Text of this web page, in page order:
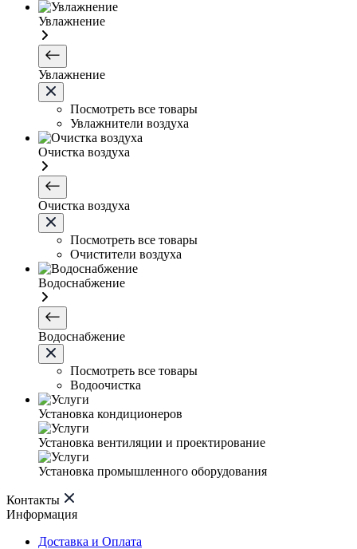
Увлажнение
Увлажнение
Посмотреть все товары
Увлажнители воздуха
Очистка воздуха
Очистка воздуха
Посмотреть все товары
Очистители воздуха
Водоснабжение
Водоснабжение
Посмотреть все товары
Водоочистка
Установка кондиционеров
Установка вентиляции и проектирование
Установка промышленного оборудования
Контакты
Информация
Доставка и Оплата